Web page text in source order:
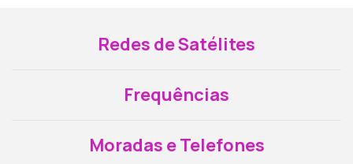
Redes de Satélites
Frequências
Moradas e Telefones